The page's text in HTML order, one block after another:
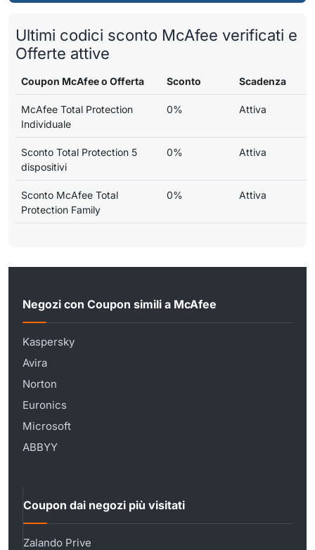
Ultimi codici sconto McAfee verificati e
Offerte attive
Coupon McAfee o Offerta Sconto Scadenza
McAfee Total Protection
Individuale
0% Attiva
Sconto Total Protection 5
dispositivi
0% Attiva
Sconto McAfee Total
Protection Family
0% Attiva
Negozi con Coupon simili a McAfee
Kaspersky
Avira
Norton
Euronics
Microsoft
ABBYY
Coupon dai negozi più visitati
Zalando Prive